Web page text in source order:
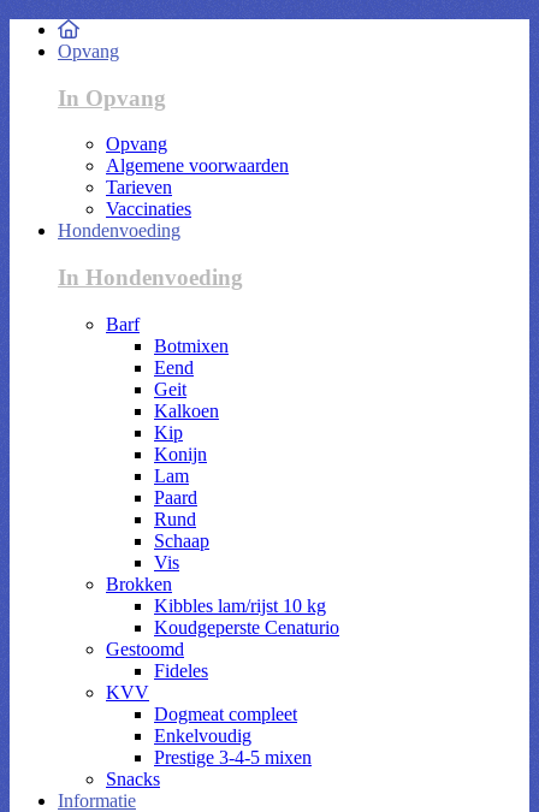
Opvang
In Opvang
Opvang
Algemene voorwaarden
Tarieven
Vaccinaties
Hondenvoeding
In Hondenvoeding
Barf
Botmixen
Eend
Geit
Kalkoen
Kip
Konijn
Lam
Paard
Rund
Schaap
Vis
Brokken
Kibbles lam/rijst 10 kg
Koudgeperste Cenaturio
Gestoomd
Fideles
KVV
Dogmeat compleet
Enkelvoudig
Prestige 3-4-5 mixen
Snacks
Informatie